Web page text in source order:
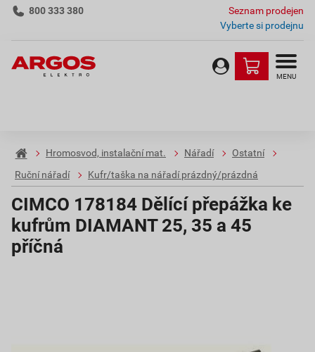
800 333 380
Seznam prodejen
Vyberte si prodejnu
MENU
Hromosvod, instalační mat. Nářadí
Ostatní
Ruční nářadí
Kufr/taška na nářadí prázdný/prázdná
CIMCO 178184 Dělící přepážka ke
kufrům DIAMANT 25, 35 a 45
příčná